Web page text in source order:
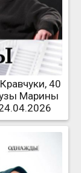
40
Марины